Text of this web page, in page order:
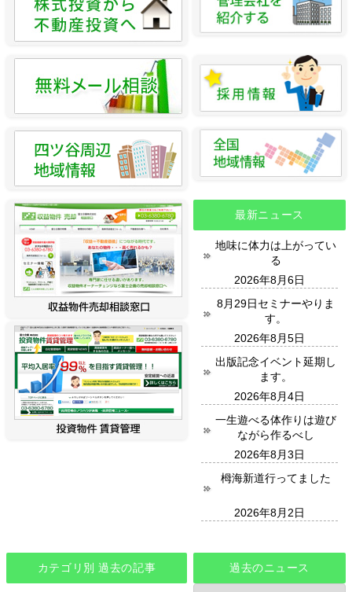
最新ニュース
地味に体力は上がってい
る
2026年8月6日
8月29日セミナーやりま
す。
2026年8月5日
出版記念イベント延期し
ます。
2026年8月4日
一生遊べる体作りは遊び
ながら作るべし
2026年8月3日
栂海新道行ってました
2026年8月2日
カテゴリ別 過去の記事
過去のニュース